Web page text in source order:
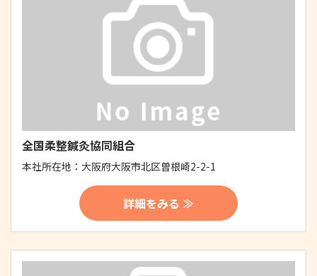
全国柔整鍼灸協同組合
本社所在地： 大阪府大阪市北区曽根崎2-2-1
詳細をみる ≫